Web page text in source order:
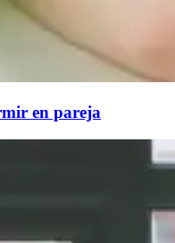
en pareja